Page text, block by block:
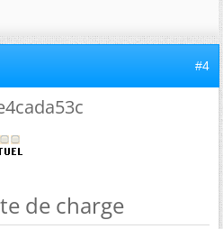
#4
de charge